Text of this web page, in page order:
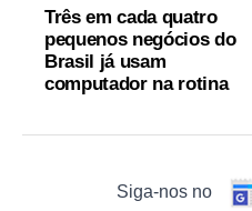
Três em cada quatro
pequenos negócios do
Brasil já usam
computador na rotina
Siga-nos no